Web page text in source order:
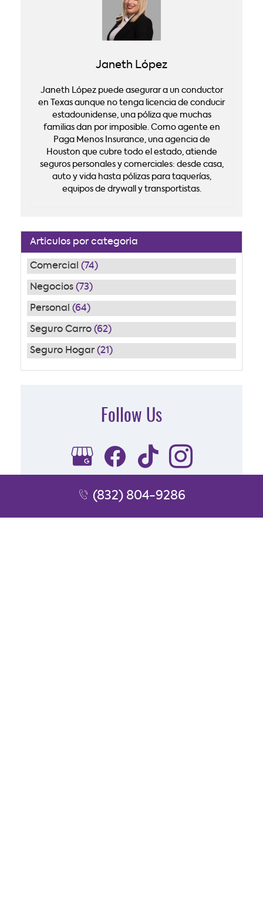
Janeth López
Janeth López puede asegurar a un conductor
en Texas aunque no tenga licencia de conducir
estadounidense, una póliza que muchas
familias dan por imposible. Como agente en
Paga Menos Insurance, una agencia de
Houston que cubre todo el estado, atiende
seguros personales y comerciales: desde casa,
auto y vida hasta pólizas para taquerías,
equipos de drywall y transportistas.
Articulos por categoria
Comercial (74)
Negocios (73)
Personal (64)
Seguro Carro (62)
Seguro Hogar (21)
Follow Us
Subscribe to Our FREE Newsletter
(832) 804-9286